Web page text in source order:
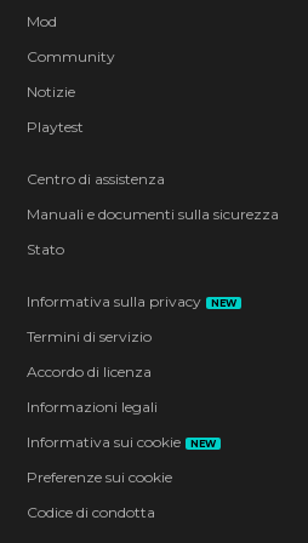
Mod
Community
Notizie
Playtest
Centro di assistenza
Manuali e documenti sulla sicurezza
Stato
Informativa sulla privacy NEW
Termini di servizio
Accordo di licenza
Informazioni legali
Informativa sui cookie
NEW
Preferenze sui cookie
Codice di condotta